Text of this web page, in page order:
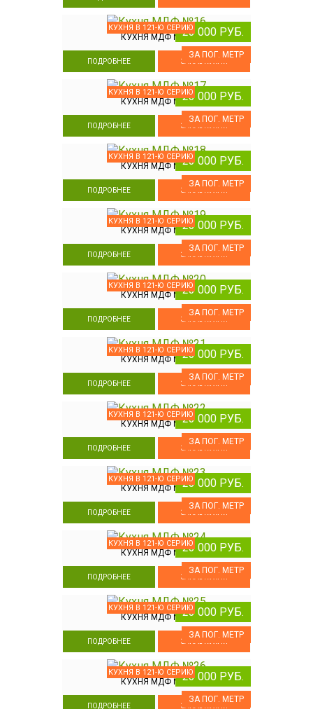
КУХНЯ В 121-Ю СЕРИЮ
КУХНЯ МДФ №1623 000 РУБ.
ЗА ПОГ. МЕТР
ПОДРОБНЕЕ ЗАКАЗ КУХНИ
КУХНЯ В 121-Ю СЕРИЮ
КУХНЯ МДФ №1723 000 РУБ.
ЗА ПОГ. МЕТР
ПОДРОБНЕЕ ЗАКАЗ КУХНИ
КУХНЯ В 121-Ю СЕРИЮ
КУХНЯ МДФ №1823 000 РУБ.
ЗА ПОГ. МЕТР
ПОДРОБНЕЕ ЗАКАЗ КУХНИ
КУХНЯ В 121-Ю СЕРИЮ
КУХНЯ МДФ №1923 000 РУБ.
ЗА ПОГ. МЕТР
ПОДРОБНЕЕ ЗАКАЗ КУХНИ
КУХНЯ В 121-Ю СЕРИЮ
КУХНЯ МДФ №2023 000 РУБ.
ЗА ПОГ. МЕТР
ПОДРОБНЕЕ ЗАКАЗ КУХНИ
КУХНЯ В 121-Ю СЕРИЮ
КУХНЯ МДФ №2123 000 РУБ.
ЗА ПОГ. МЕТР
ПОДРОБНЕЕ ЗАКАЗ КУХНИ
КУХНЯ В 121-Ю СЕРИЮ
КУХНЯ МДФ №2223 000 РУБ.
ЗА ПОГ. МЕТР
ПОДРОБНЕЕ ЗАКАЗ КУХНИ
КУХНЯ В 121-Ю СЕРИЮ
КУХНЯ МДФ №2323 000 РУБ.
ЗА ПОГ. МЕТР
ПОДРОБНЕЕ ЗАКАЗ КУХНИ
КУХНЯ В 121-Ю СЕРИЮ
КУХНЯ МДФ №2423 000 РУБ.
ЗА ПОГ. МЕТР
ПОДРОБНЕЕ ЗАКАЗ КУХНИ
КУХНЯ В 121-Ю СЕРИЮ
КУХНЯ МДФ №2523 000 РУБ.
ЗА ПОГ. МЕТР
ПОДРОБНЕЕ ЗАКАЗ КУХНИ
КУХНЯ В 121-Ю СЕРИЮ
КУХНЯ МДФ №2623 000 РУБ.
ЗА ПОГ. МЕТР
ПОДРОБНЕЕ ЗАКАЗ КУХНИ